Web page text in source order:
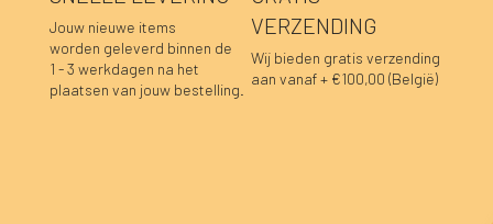
Jouw nieuwe items
worden geleverd binnen de
1 - 3 werkdagen na het
plaatsen van jouw bestelling.
VERZENDING
Wij bieden gratis verzending
aan vanaf + €100,00 (België)